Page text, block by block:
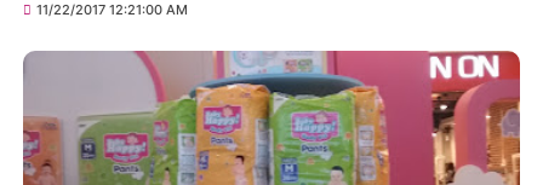
11/22/2017 12:21:00 AM